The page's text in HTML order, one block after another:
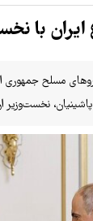
ایران با
مسلح